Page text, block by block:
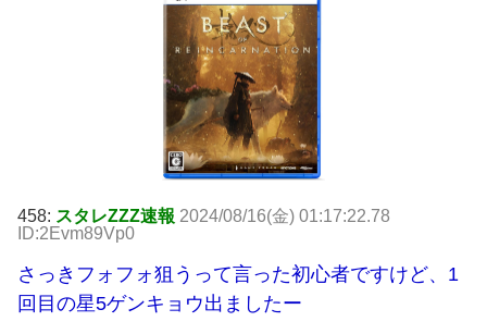
458: スタレZZZ速報 2024/08/16(金) 01:17:22.78
ID:2Evm89Vp0
さっきフォフォ狙うって言った初心者ですけど、1
回目の星5ゲンキョウ出ましたー